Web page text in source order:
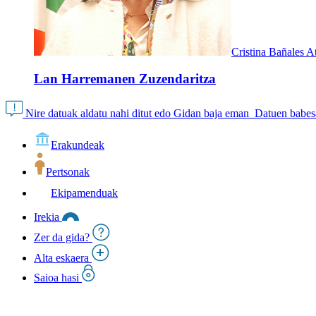
Cristina Bañales
Lan Harremanen Zuzendaritza
Nire datuak aldatu nahi ditut edo Gidan baja eman Datuen
Erakundeak
Pertsonak
Ekipamenduak
Irekia
Zer da gida?
Alta eskaera
Saioa hasi